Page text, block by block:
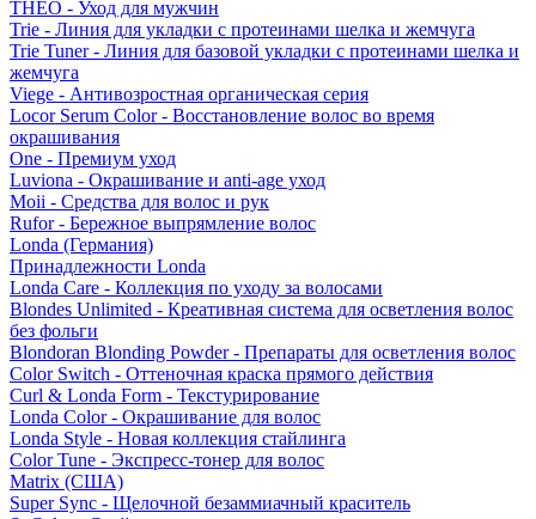
THEO - Уход для мужчин
Trie - Линия для укладки с протеинами шелка и жемчуга
Trie Tuner - Линия для базовой укладки с протеинами шелка и
жемчуга
Viege - Антивозростная органическая серия
Locor Serum Color - Восстановление волос во время
окрашивания
One - Премиум уход
Luviona - Окрашивание и anti-age уход
Moii - Средства для волос и рук
Rufor - Бережное выпрямление волос
Londa (Германия)
Принадлежности Londa
Londa Care - Коллекция по уходу за волосами
Blondes Unlimited - Креативная система для осветления волос
без фольги
Blondoran Blonding Powder - Препараты для осветления волос
Color Switch - Оттеночная краска прямого действия
Curl & Londa Form - Текстурирование
Londa Color - Окрашивание для волос
Londa Style - Новая коллекция стайлинга
Color Tune - Экспресс-тонер для волос
Matrix (США)
Super Sync - Щелочной безаммиачный краситель